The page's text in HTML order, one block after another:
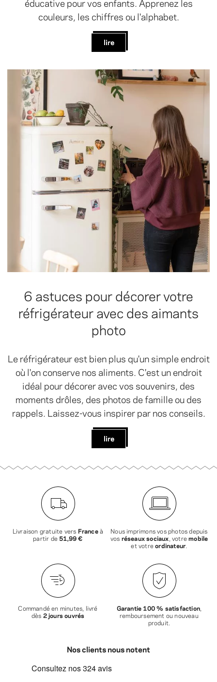
couleurs, les chiffres ou l'alphabet.
lire
6 astuces pour décorer votre
réfrigérateur avec des aimants
photo
Le réfrigérateur est bien plus qu'un simple endroit
où l'on conserve nos aliments. C'est un endroit
idéal pour décorer avec vos souvenirs, des
moments drôles, des photos de famille ou des
rappels. Laissez-vous inspirer par nos conseils.
lire
Livraison gratuite vers Franceà
partir de51,99 €
Nous imprimons vos photos depuis
vos réseaux sociaux, votremobile
et votreordinateur
Commandé en minutes, livré
dès 2 jours ouvrés
Garantie 100 % satisfaction
remboursement ou nouveau
produit.
Nos clients nous notent